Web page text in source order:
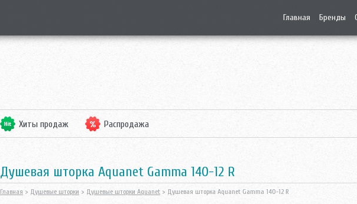
Главная Бренды
Хиты продаж Распродажа
Душевая шторка Aquanet Gamma 140-12 R
Главная > Душевые шторки > Душевые шторки Aquanet > Душевая шторка Aquanet Gamma 140-12 R